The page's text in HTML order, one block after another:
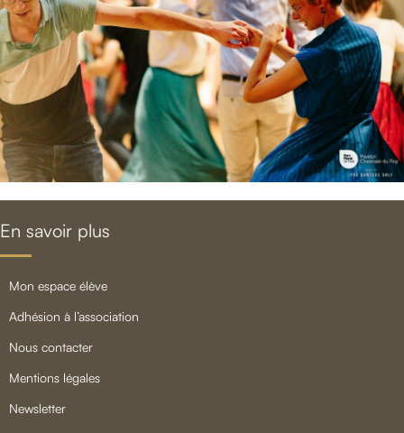
En savoir plus
mon espace élève
adhésion à l’association
nous contacter
mentions légales
newsletter